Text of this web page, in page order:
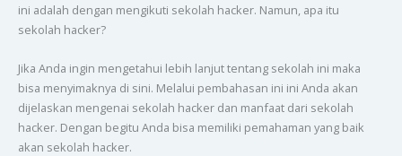
ini adalah dengan mengikuti sekolah hacker. Namun, apa itu
sekolah hacker?
Jika Anda ingin mengetahui lebih lanjut tentang sekolah ini maka
bisa menyimaknya di sini. Melalui pembahasan ini ini Anda akan
dijelaskan mengenai sekolah hacker dan manfaat dari sekolah
hacker. Dengan begitu Anda bisa memiliki pemahaman yang baik
akan sekolah hacker.